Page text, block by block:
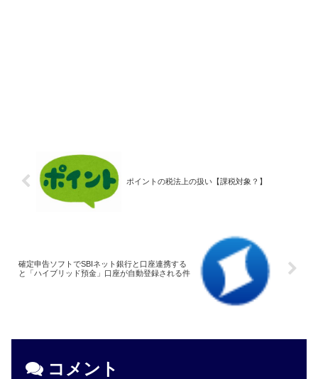
ポイントの税法上の扱い【課税対象？】
確定申告ソフトでSBIネット銀行と口座連携する
と「ハイブリッド預金」口座が自動登録される件
コメント